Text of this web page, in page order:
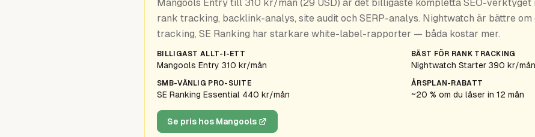
Mangools Entry till 310 kr/mån (29 USD) är det billigaste kompletta SEO-verktyget
rank tracking, backlink-analys, site audit och SERP-analys. Nightwatch är bättre
tracking, SE Ranking har starkare white-label-rapporter — båda kostar mer.
BILLIGAST ALLT-I-ETT
Mangools Entry 310 kr/mån
BÄST FÖR RANK TRACKING
Nightwatch Starter 390 kr/mån
SMB-VÄNLIG PRO-SUITE
SE Ranking Essential 440 kr/mån
ÅRSPLAN-RABATT
~20 % om du låser in 12 mån
Se pris hos Mangools